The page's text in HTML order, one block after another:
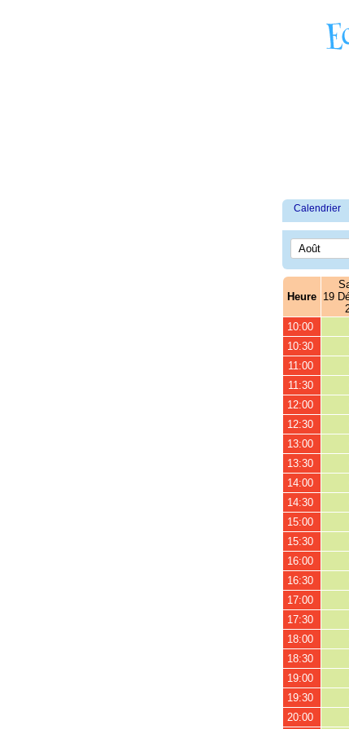
Calendrier
Heure 19
10:00
10:30
11:00
11:30
12:00
12:30
13:00
13:30
14:00
14:30
15:00
15:30
16:00
16:30
17:00
17:30
18:00
18:30
19:00
19:30
20:00